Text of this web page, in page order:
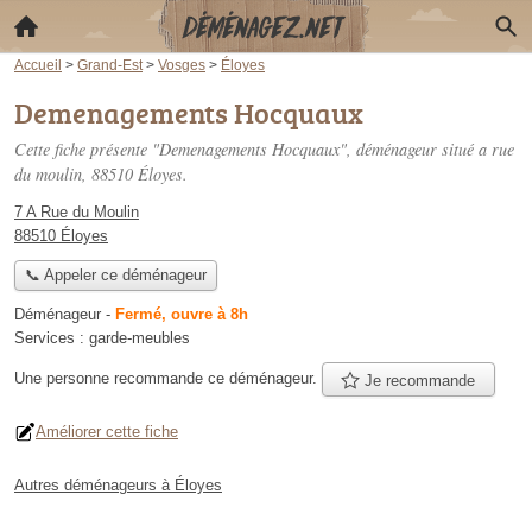
Accueil > Grand-Est > Vosges > Éloyes
Demenagements Hocquaux
Cette fiche présente "Demenagements Hocquaux", déménageur situé a rue
du moulin, 88510 Éloyes.
7 A Rue du Moulin
88510 Éloyes
📞 Appeler ce déménageur
Déménageur - Fermé, ouvre à 8h
Services : garde-meubles
Une personne recommande ce déménageur. Je recommande
Améliorer cette fiche
Autres déménageurs à Éloyes